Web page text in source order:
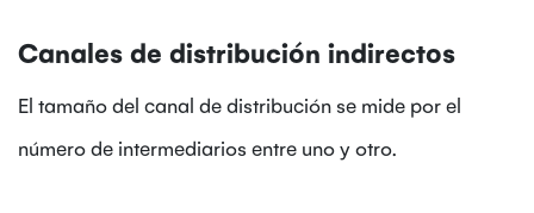
Canales de distribución indirectos
El tamaño del canal de distribución se mide por el
número de intermediarios entre uno y otro.